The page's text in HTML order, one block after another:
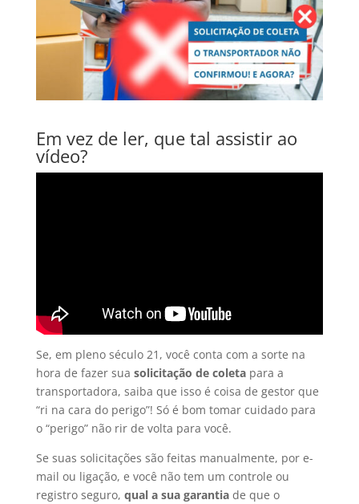
Em vez de ler, que tal assistir ao
vídeo?
Se, em pleno século 21, você conta com a sorte na
hora de fazer sua solicitação de coletapara a
transportadora, saiba que isso é coisa de gestor que
“ri na cara do perigo”! Só é bom tomar cuidado para
o “perigo” não rir de volta para você.
Se suas solicitações são feitas manualmente, por e-
mail ou ligação, e você não tem um controle ou
registro seguro, qual a sua garantiade que o